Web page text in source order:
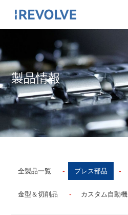
製品情報
全製品一覧 - プレス部品 -
金型＆切削品 - カスタム自動機